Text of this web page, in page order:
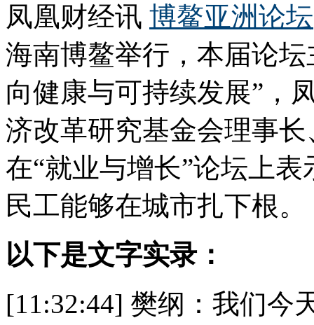
凤凰财经讯 博鳌亚洲论坛
海南博鳌举行，本届论
向健康与可持续发展”，
济改革研究基金会理事
在“就业与增长”论坛上
民工能够在城市扎下根。
以下是文字实录：
[11:32:44] 樊纲：我们今